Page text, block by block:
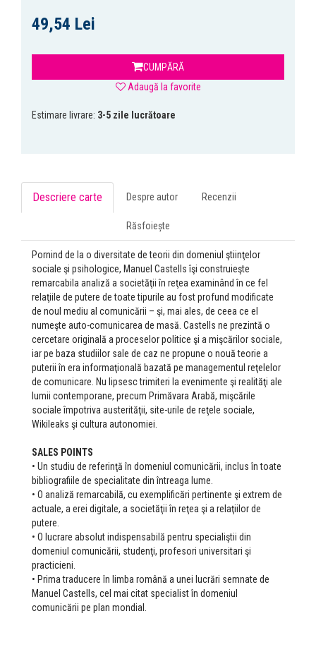
49,54 Lei
CUMPĂRĂ
Adaugă la favorite
Estimare livrare: 3-5 zile lucrătoare
Descriere carte Despre autor Recenzii
Răsfoiește
Pornind de la o diversitate de teorii din domeniul ştiinţelor
sociale şi psihologice, Manuel Castells îşi construieşte
remarcabila analiză a societăţii în reţea examinând în ce fel
relaţiile de putere de toate tipurile au fost profund modificate
de noul mediu al comunicării – şi, mai ales, de ceea ce el
numeşte auto-comunicarea de masă. Castells ne prezintă o
cercetare originală a proceselor politice şi a mişcărilor sociale,
iar pe baza studiilor sale de caz ne propune o nouă teorie a
puterii în era informaţională bazată pe managementul reţelelor
de comunicare. Nu lipsesc trimiteri la evenimente şi realităţi ale
lumii contemporane, precum Primăvara Arabă, mişcările
sociale împotriva austerităţii, site-urile de reţele sociale,
Wikileaks şi cultura autonomiei.
SALES POINTS
• Un studiu de referinţă în domeniul comunicării, inclus în toate
bibliografiile de specialitate din întreaga lume.
• O analiză remarcabilă, cu exemplificări pertinente şi extrem de
actuale, a erei digitale, a societăţii în reţea şi a relaţiilor de
putere.
• O lucrare absolut indispensabilă pentru specialiştii din
domeniul comunicării, studenţi, profesori universitari şi
practicieni.
• Prima traducere în limba română a unei lucrări semnate de
Manuel Castells, cel mai citat specialist în domeniul
comunicării pe plan mondial.